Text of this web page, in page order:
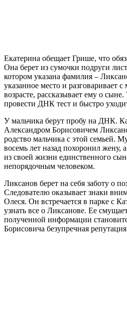
Екатерина обещает Грише, что
Она берет из сумочки подруги
котором указана фамилия –
указанное место и разговаривает
возрасте, рассказывает ему о
провести ДНК тест и быстро
У мальчика берут пробу на ДНК.
Александром Борисовичем
родство мальчика с этой семьей.
восемь лет назад похоронил жену,
из своей жизни единственного
непорядочным человеком.
Ликсанов берет на себя заботу о
Следователю оказывает знаки
Олеся. Он встречается в парке с
узнать все о Ликсанове. Ее
полученной информации
Борисовича безупречная